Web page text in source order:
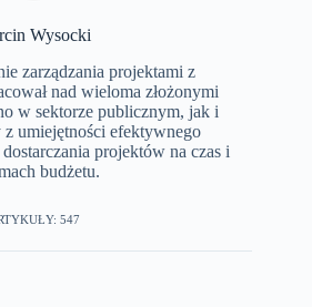
Wysocki
zarządzania projektami z
nad wieloma złożonymi
w sektorze publicznym, jak i
umiejętności efektywnego
projektów na czas i
budżetu.
547